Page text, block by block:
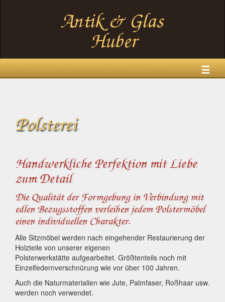
☰
Polsterei
Handwerkliche Perfektion mit Liebe
zum Detail
Die Qualität der Formgebung in Verbindung mit
edlen Bezugsstoffen verleihen jedem Polstermöbel
einen individuellen Charakter.
Alle Sitzmöbel werden nach eingehender Restaurierung der
Holzteile von unserer eigenen
Polsterwerkstätte aufgearbeitet. Größtenteils noch mit
Einzelfedernverschnürung wie vor über 100 Jahren.
Auch die Naturmaterialien wie Jute, Palmfaser, Roßhaar usw.
werden noch verwendet.